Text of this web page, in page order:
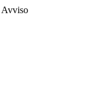
Avviso